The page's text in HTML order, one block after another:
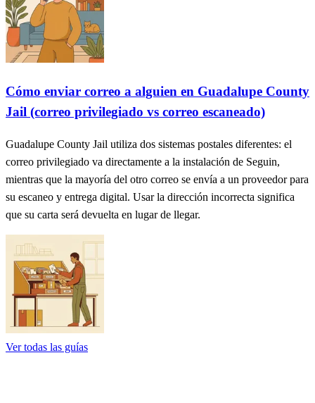
Cómo enviar correo a alguien en Guadalupe County
Jail (correo privilegiado vs correo escaneado)
Guadalupe County Jail utiliza dos sistemas postales diferentes: el
correo privilegiado va directamente a la instalación de Seguin,
mientras que la mayoría del otro correo se envía a un proveedor para
su escaneo y entrega digital. Usar la dirección incorrecta significa
que su carta será devuelta en lugar de llegar.
Ver todas las guías